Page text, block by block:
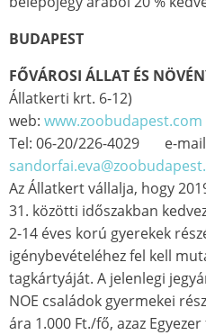
BUDAPEST
FŐVÁROSI ÁLLAT ÉS
Állatkerti krt. 6-12)
web: www.zoobudapest.com
Tel: 06-20/226-4029 e-
Az Állatkert vállalja, hogy
31. közötti időszakban
2-14 éves korú gyerekek
igénybevételéhez fel kell
tagkártyáját. A jelenlegi
NOE családok gyermekei
ára 1.000 Ft./fő, azaz